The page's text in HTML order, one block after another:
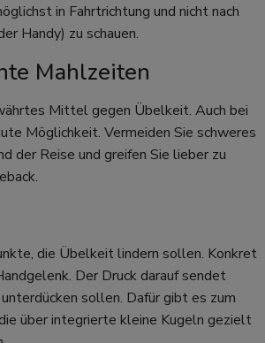
in Fahrtrichtung und nicht nach
Handy) zu schauen.
Mahlzeiten
Mittel gegen Übelkeit. Auch bei
Möglichkeit. Vermeiden Sie schweres
der Reise und greifen Sie lieber zu
die Übelkeit lindern sollen. Konkret
Der Druck darauf sendet
sollen. Dafür gibt es zum
über integrierte kleine Kugeln gezielt